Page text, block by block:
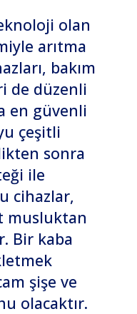
olan
arıtma
bakım
de düzenli
en güvenli
çeşitli
sonra
ile
cihazlar,
musluktan
Bir kaba
şişe ve
olacaktır.